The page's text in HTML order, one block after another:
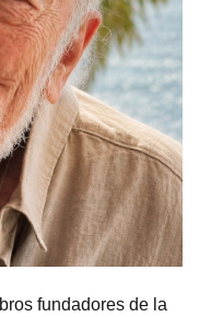
fundadores de la